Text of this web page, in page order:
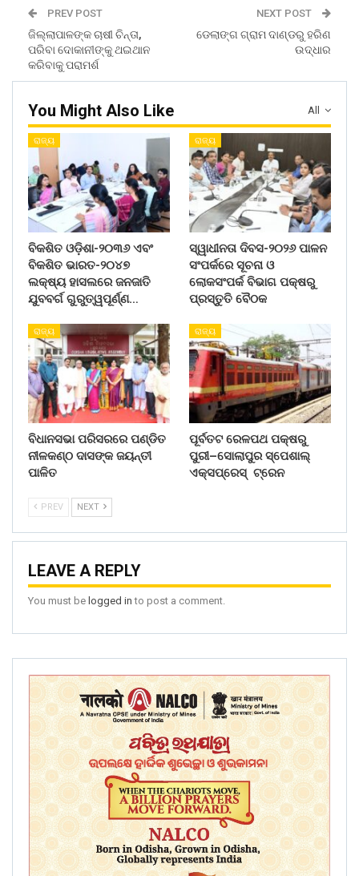
PREV POST
ଜିଲ୍ଲାପାଳଙ୍କ ଚାଷୀ ଚିନ୍ତା,
ପରିବା ଦୋକାନୀଙ୍କୁ ଥଇଥାନ
କରିବାକୁ ପରାମର୍ଶ
NEXT POST
ଡେଲାଙ୍ଗ ଗ୍ରାମ ଦାଣ୍ଡରୁ ହରିଣ
ଉଦ୍ଧାର
All
You Might Also Like
ରାଜ୍ୟ
ବିକଶିତ ଓଡ଼ିଶା-୨୦୩୬ ଏବଂ
ବିକଶିତ ଭାରତ-୨୦୪୭
ଲକ୍ଷ୍ୟ ହାସଲରେ ଜନଜାତି
ଯୁବବର୍ଗ ଗୁରୁତ୍ୱପୂର୍ଣ୍ଣ…
ରାଜ୍ୟ
ସ୍ୱାଧୀନତା ଦିବସ-୨୦୨୬ ପାଳନ
ସଂପର୍କରେ ସୂଚନା ଓ
ଲୋକସଂପର୍କ ବିଭାଗ ପକ୍ଷରୁ
ପ୍ରସ୍ତୁତି ବୈଠକ
ରାଜ୍ୟ
ବିଧାନସଭା ପରିସରରେ ପଣ୍ଡିତ
ନୀଳକଣ୍ଠ ଦାସଙ୍କ ଜୟନ୍ତୀ
ପାଳିତ
ରାଜ୍ୟ
ପୂର୍ବତଟ ରେଳପଥ ପକ୍ଷରୁ
ପୁରୀ–ସୋଲାପୁର ସ୍ପେଶାଲ୍
ଏକ୍ସପ୍ରେସ୍ ଟ୍ରେନ
PREV NEXT
LEAVE A REPLY
You must be logged in to post a comment.